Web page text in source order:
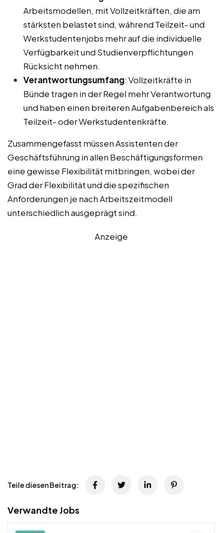
Arbeitsmodellen, mit Vollzeitkräften, die am
stärksten belastet sind, während Teilzeit- und
Werkstudentenjobs mehr auf die individuelle
Verfügbarkeit und Studienverpflichtungen
Rücksicht nehmen.
Verantwortungsumfang: Vollzeitkräfte in
Bünde tragen in der Regel mehr Verantwortung
und haben einen breiteren Aufgabenbereich als
Teilzeit- oder Werkstudentenkräfte.
Zusammengefasst müssen Assistenten der
Geschäftsführung in allen Beschäftigungsformen
eine gewisse Flexibilität mitbringen, wobei der
Grad der Flexibilität und die spezifischen
Anforderungen je nach Arbeitszeitmodell
unterschiedlich ausgeprägt sind.
Anzeige
Teile diesen Beitrag:
Verwandte Jobs